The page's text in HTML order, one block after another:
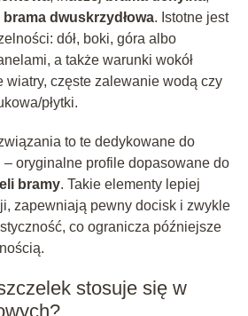
brama dwuskrzydłowa. Istotne jest
dół, boki, góra albo
a także warunki wokół
wiatry, częste zalewanie wodą czy
płytki.
to te dedykowane do
– oryginalne profile dopasowane do
bramy. Takie elementy lepiej
zapewniają pewny docisk i zwykle
co ogranicza późniejsze
stosuje się w